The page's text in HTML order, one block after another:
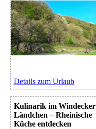
Details zum Urlaub
Kulinarik im Windecker
Ländchen – Rheinische
Küche entdecken